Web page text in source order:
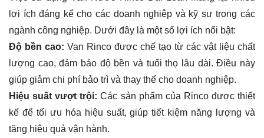
lợi ích đáng kể cho các doanh nghiệp và kỹ sư trong các
ngành công nghiệp. Dưới đây là một số lợi ích nổi bật:
Độ bền cao: Van Rinco được chế tạo từ các vật liệu chất
lượng cao, đảm bảo độ bền và tuổi thọ lâu dài. Điều này
giúp giảm chi phí bảo trì và thay thế cho doanh nghiệp.
Hiệu suất vượt trội: Các sản phẩm của Rinco được thiết
kế để tối ưu hóa hiệu suất, giúp tiết kiệm năng lượng và
tăng hiệu quả vận hành.